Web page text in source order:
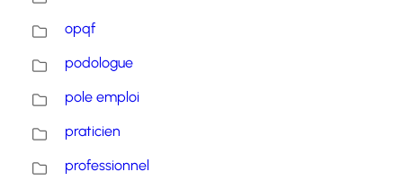
opqf
podologue
pole emploi
praticien
professionnel